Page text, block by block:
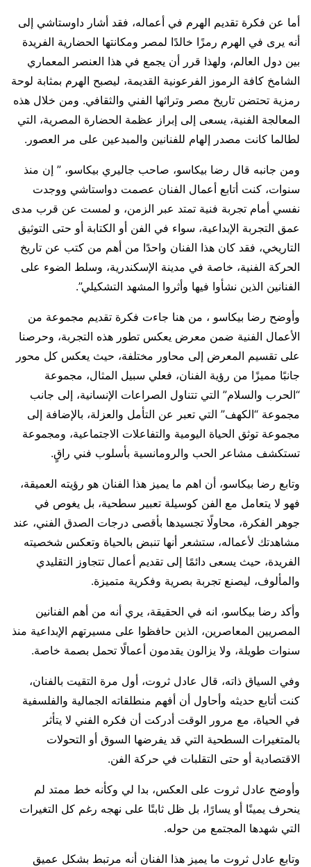
أما عن فكرة تقديم الهرم في أعماله، فقد أشار داوستاشي إلى
أنه يرى في الهرم رمزًا خالدًا لمصر ومكانتها الحضارية الفريدة
بين دول العالم، ولهذا قرر أن يجمع في هذا العنصر المعماري
الشامخ كافة الرموز الفرعونية القديمة، ليصبح الهرم بمثابة لوحة
رمزية تحتضن تاريخ مصر وتراثها الفني والثقافي. ومن خلال هذه
المعالجة الفنية، يسعى إلى إبراز عظمة الحضارة المصرية، التي
لطالما كانت مصدر إلهام للفنانين والمبدعين على مر العصور.
ومن جانبه قال رضا بيكاسو، صاحب جاليري بيكاسو، ” إن منذ
سنوات، كنت أتابع أعمال الفنان عصمت دواستاشي ووجدت
نفسي أمام تجربة فنية تمتد عبر الزمن، و لمست عن قرب مدى
عمق التجربة الإبداعية، سواء في الفن أو الكتابة أو حتى التوثيق
التاريخي، فقد كان هذا الفنان واحدًا من أهم من كتب عن تاريخ
الحركة الفنية، خاصة في مدينة الإسكندرية، وسلط الضوء على
الفنانين الذين نشأوا فيها وأثروا المشهد التشكيلي”.
وأوضح رضا بيكاسو ، من هنا جاءت فكرة تقديم مجموعة من
الأعمال الفنية ضمن معرض يعكس تطور هذه التجربة، وحرصنا
على تقسيم المعرض إلى محاور مختلفة، حيث يعكس كل محور
جانبًا مميزًا من رؤية الفنان، فعلي سبيل المثال، مجموعة
“الحرب والسلام” التي تتناول الصراعات الإنسانية، إلى جانب
مجموعة “الكهف” التي تعبر عن التأمل والعزلة، بالإضافة إلى
مجموعة توثق الحياة اليومية والتفاعلات الاجتماعية، ومجموعة
تستكشف مشاعر الحب والرومانسية بأسلوب فني راقٍ.
وتابع رضا بيكاسو، أن اهم ما يميز هذا الفنان هو رؤيته العميقة،
فهو لا يتعامل مع الفن كوسيلة تعبير سطحية، بل يغوص في
جوهر الفكرة، محاولًا تجسيدها بأقصى درجات الصدق الفني، عند
مشاهدتك لأعماله، ستشعر أنها تنبض بالحياة وتعكس شخصيته
الفريدة، حيث يسعى دائمًا إلى تقديم أعمال تتجاوز التقليدي
والمألوف، ليصنع تجربة بصرية وفكرية متميزة.
وأكد رضا بيكاسو، انه في الحقيقة، يري أنه من أهم الفنانين
المصريين المعاصرين، الذين حافظوا على مسيرتهم الإبداعية منذ
سنوات طويلة، ولا يزالون يقدمون أعمالًا تحمل بصمة خاصة.
وفي السياق ذاته، قال عادل ثروت، أول مرة التقيت بالفنان،
كنت أتابع حديثه وأحاول أن أفهم منطلقاته الجمالية والفلسفية
في الحياة، مع مرور الوقت أدركت أن فكره الفني لا يتأثر
بالمتغيرات السطحية التي قد يفرضها السوق أو التحولات
الاقتصادية أو حتى التقلبات في حركة الفن.
وأوضح عادل ثروت على العكس، بدا لي وكأنه خط ممتد لم
ينحرف يمينًا أو يسارًا، بل ظل ثابتًا على نهجه رغم كل التغيرات
التي شهدها المجتمع من حوله.
وتابع عادل ثروت ما يميز هذا الفنان أنه مرتبط بشكل عميق